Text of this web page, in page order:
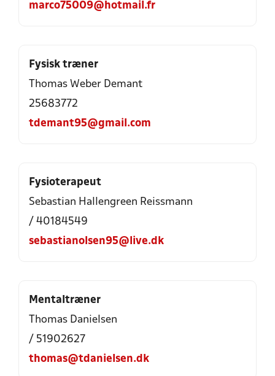
marco75009@hotmail.fr
Fysisk træner
Thomas Weber Demant
25683772
tdemant95@gmail.com
Fysioterapeut
Sebastian Hallengreen Reissmann
/ 40184549
sebastianolsen95@live.dk
Mentaltræner
Thomas Danielsen
/ 51902627
thomas@tdanielsen.dk